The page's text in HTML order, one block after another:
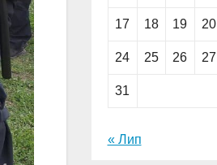
17 18 19 20
24 25 26 27
31
« Лип